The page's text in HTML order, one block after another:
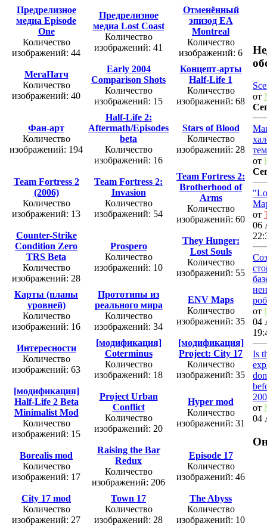
Предрелизное
медиа Episode
One
Количество
изображений: 44
Предрелизное
медиа Lost Coast
Количество
изображений: 41
Отменённый
эпизод EA
Montreal
Количество
изображений: 6
МегаПатч
Количество
изображений: 40
Early 2004
Comparison Shots
Количество
изображений: 15
Концепт-арты
Half-Life 1
Количество
изображений: 68
Фан-арт
Количество
изображений: 194
Half-Life 2:
Aftermath/Episodes
beta
Количество
изображений: 16
Stars of Blood
Количество
изображений: 28
Team Fortress 2
(2006)
Количество
изображений: 13
Team Fortress 2:
Invasion
Количество
изображений: 54
Team Fortress 2:
Brotherhood of
Arms
Количество
изображений: 60
Counter-Strike
Condition Zero
TRS Beta
Количество
изображений: 28
Prospero
Количество
изображений: 10
They Hunger:
Lost Souls
Количество
изображений: 55
Карты (планы
уровней)
Количество
изображений: 16
Прототипы из
реального мира
Количество
изображений: 34
ENV Maps
Количество
изображений: 35
Интересности
Количество
изображений: 63
[модификация]
Coterminus
Количество
изображений: 18
[модификация]
Project: City 17
Количество
изображений: 35
[модификация]
Half-Life 2 Beta
Minimalist Mod
Количество
изображений: 15
Project Urban
Conflict
Количество
изображений: 20
Hyper mod
Количество
изображений: 31
Borealis mod
Количество
изображений: 17
Raising the Bar
Redux
Количество
изображений: 206
Episode 17
Количество
изображений: 46
City 17 mod
Количество
изображений: 27
Town 17
Количество
изображений: 28
The Abyss
Количество
изображений: 10
от
от
от
06
от
04
Is
от
04